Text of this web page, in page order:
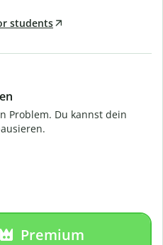
Premium
students
Problem. Du kannst dein